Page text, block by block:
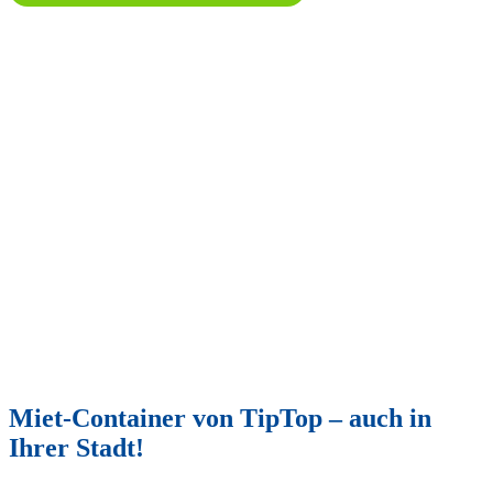
Miet-Container von TipTop – auch in
Ihrer Stadt!